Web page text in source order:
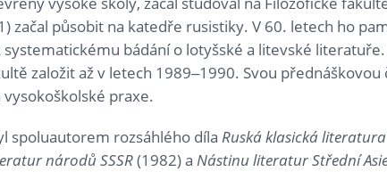
začal působit na katedře rusistiky. V 60. letech ho
systematickému bádání o lotyšské a litevské
založit až v letech 1989­‒1990. Svou přednáškovou
praxe.
spoluautorem rozsáhlého díla Ruská klasická literatura
národů SSSR(1982) a Nástinu literatur Střední